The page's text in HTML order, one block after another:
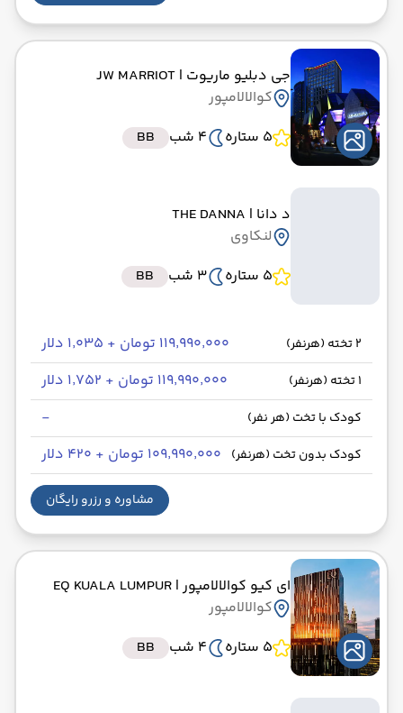
جی دبلیو ماریوت | JW MARRIOT
کوالالامپور
5 ستاره
4 شب BB
د دانا | THE DANNA
لنکاوی
5 ستاره
3 شب BB
2 تخته (هرنفر) ۱۱۹٬۹۹۰٬۰۰۰ تومان + ۱٬۰۳۵ دلار
1 تخته (هرنفر) ۱۱۹٬۹۹۰٬۰۰۰ تومان + ۱٬۷۵۲ دلار
کودک با تخت (هر نفر) -
کودک بدون تخت (هرنفر) ۱۰۹٬۹۹۰٬۰۰۰ تومان + ۴۲۰ دلار
مشاوره و رزرو رایگان
ای کیو کوالالامپور| EQ KUALA LUMPUR
کوالالامپور
5 ستاره
4 شب BB